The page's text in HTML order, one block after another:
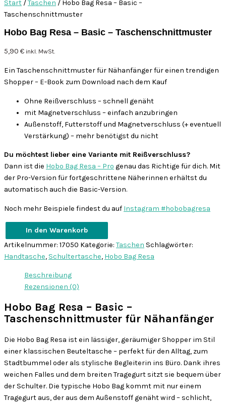
Start /Taschen / Hobo Bag Resa – Basic –
Taschenschnittmuster
Hobo Bag Resa – Basic – Taschenschnittmuster
5,90 € inkl. MwSt.
Ein Taschenschnittmuster für Nähanfänger für einen trendigen
Shopper – E-Book zum Download nach dem Kauf
Ohne Reißverschluss – schnell genäht
mit Magnetverschluss – einfach anzubringen
Außenstoff, Futterstoff und Magnetverschluss (+ eventuell
Verstärkung) – mehr benötigst du nicht
Du möchtest lieber eine Variante mit Reißverschluss?
Dann ist die Hobo Bag Resa – Pro genau das Richtige für dich. Mit
der Pro-Version für fortgeschrittene Näherinnen erhältst du
automatisch auch die Basic-Version.
Noch mehr Beispiele findest du auf Instagram #hobobagresa
Hobo
Bag
Resa
Taschenschnittmuster
Menge
In den Warenkorb
Artikelnummer: 17050 Kategorie:Taschen Schlagwörter:
Handtasche,Schultertasche, Hobo Bag Resa
Beschreibung
Rezensionen (0)
Hobo Bag Resa – Basic –
Taschenschnittmuster für Nähanfänger
Die Hobo Bag Resa ist ein lässiger, geräumiger Shopper im Stil
einer klassischen Beuteltasche – perfekt für den Alltag, zum
Stadtbummel oder als stylische Begleiterin ins Büro. Dank ihres
weichen Falles und dem breiten Tragegurt sitzt sie bequem über
der Schulter. Die typische Hobo Bag kommt mit nur einem
Tragegurt aus, der aus dem Außenstoff genäht wird – schlicht,